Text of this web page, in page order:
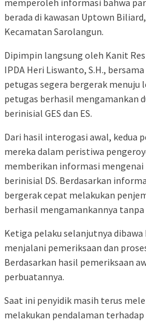
berada di kawasan Uptown
Kecamatan Sarolangun.
Dipimpin langsung oleh Kanit
IPDA Heri Liswanto, S.H.,
petugas segera bergerak menuju
petugas berhasil mengamankan
berinisial GES dan ES.
Dari hasil interogasi awal, kedua
mereka dalam peristiwa
memberikan informasi mengenai
berinisial DS. Berdasarkan
bergerak cepat melakukan
berhasil mengamankannya tanpa
Ketiga pelaku selanjutnya dibawa
menjalani pemeriksaan dan
Berdasarkan hasil pemeriksaan
perbuatannya.
Saat ini penyidik masih terus
melakukan pendalaman